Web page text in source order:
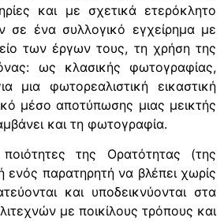
και με σχετικά ετερόκλητο
σε ένα συλλογικό εγχείρημα με
των έργων τους, τη χρήση της
ως κλασικής φωτογραφίας,
μια φωτορεαλιστική εικαστική
μέσο αποτύπωσης μιας μεικτής
και τη φωτογραφία.
της Ορατότητας (της
ενός παρατηρητή να βλέπει χωρίς
και υποδεικνύονται στα
με ποικίλους τρόπους και